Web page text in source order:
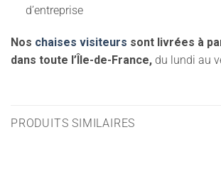
d’entreprise
Nos chaises visiteurs sont livrées à
dans toute l’Île-de-France, du lundi au
PRODUITS SIMILAIRES